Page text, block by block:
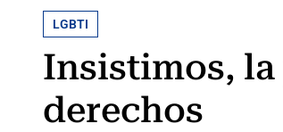
LGBTI
Insistimos, la
derechos